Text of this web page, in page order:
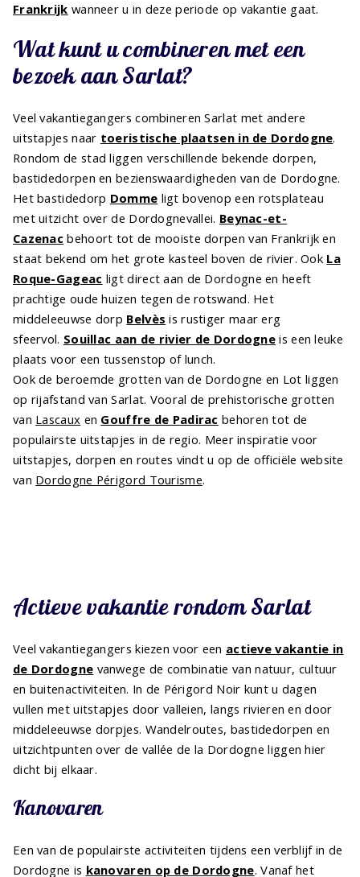
Frankrijk wanneer u in deze periode op vakantie gaat.
Wat kunt u combineren met een
bezoek aan Sarlat?
Veel vakantiegangers combineren Sarlat met andere
uitstapjes naar toeristische plaatsen in de Dordogne.
Rondom de stad liggen verschillende bekende dorpen,
bastidedorpen en bezienswaardigheden van de Dordogne.
Het bastidedorp Domme ligt bovenop een rotsplateau
met uitzicht over de Dordognevallei. Beynac-et-
Cazenac behoort tot de mooiste dorpen van Frankrijk en
staat bekend om het grote kasteel boven de rivier. Ook La
Roque-Gageac ligt direct aan de Dordogne en heeft
prachtige oude huizen tegen de rotswand. Het
middeleeuwse dorp Belvès is rustiger maar erg
sfeervol. Souillac aan de rivier de Dordogne is een leuke
plaats voor een tussenstop of lunch.
Ook de beroemde grotten van de Dordogne en Lot liggen
op rijafstand van Sarlat. Vooral de prehistorische grotten
van Lascaux en Gouffre de Padirac behoren tot de
populairste uitstapjes in de regio. Meer inspiratie voor
uitstapjes, dorpen en routes vindt u op de officiële website
van Dordogne Périgord Tourisme.
Actieve vakantie rondom Sarlat
Veel vakantiegangers kiezen voor een actieve vakantie in
de Dordogne vanwege de combinatie van natuur, cultuur
en buitenactiviteiten. In de Périgord Noir kunt u dagen
vullen met uitstapjes door valleien, langs rivieren en door
middeleeuwse dorpjes. Wandelroutes, bastidedorpen en
uitzichtpunten over de vallée de la Dordogne liggen hier
dicht bij elkaar.
Kanovaren
Een van de populairste activiteiten tijdens een verblijf in de
Dordogne is kanovaren op de Dordogne. Vanaf het